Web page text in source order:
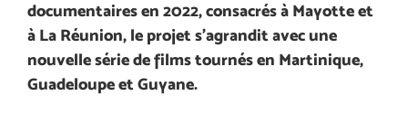
documentaires en 2022, consacrés à Mayotte et
à La Réunion, le projet s’agrandit avec une
nouvelle série de films tournés en Martinique,
Guadeloupe et Guyane.